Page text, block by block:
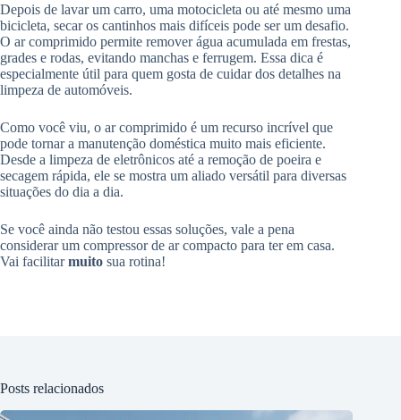
Depois de lavar um carro, uma motocicleta ou até mesmo uma
bicicleta, secar os cantinhos mais difíceis pode ser um desafio.
O ar comprimido permite remover água acumulada em frestas,
grades e rodas, evitando manchas e ferrugem. Essa dica é
especialmente útil para quem gosta de cuidar dos detalhes na
limpeza de automóveis.
Como você viu, o ar comprimido é um recurso incrível que
pode tornar a manutenção doméstica muito mais eficiente.
Desde a limpeza de eletrônicos até a remoção de poeira e
secagem rápida, ele se mostra um aliado versátil para diversas
situações do dia a dia.
Se você ainda não testou essas soluções, vale a pena
considerar um compressor de ar compacto para ter em casa.
Vai facilitarmuito sua rotina!
Posts relacionados